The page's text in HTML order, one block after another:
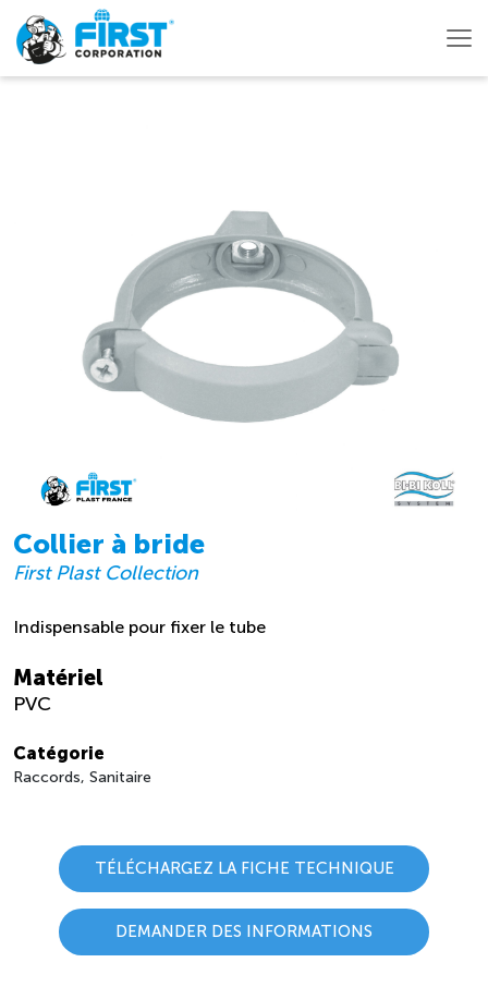
Collier à bride
First Plast Collection
Indispensable pour fixer le tube
Matériel
PVC
Catégorie
Raccords, Sanitaire
TÉLÉCHARGEZ LA FICHE TECHNIQUE
DEMANDER DES INFORMATIONS